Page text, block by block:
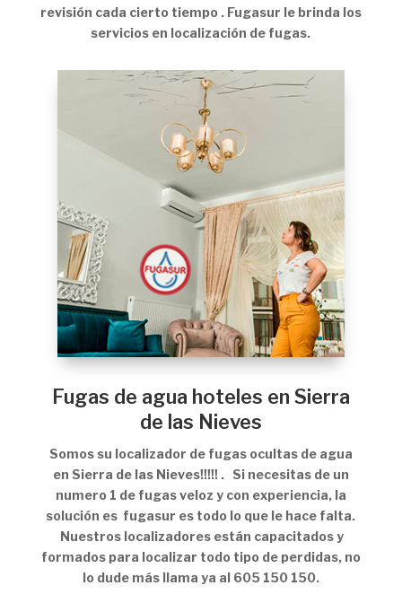
revisión cada cierto tiempo . Fugasur le brinda los
servicios en localización de fugas.
Fugas de agua hoteles en Sierra
de las Nieves
Somos su localizador de fugas ocultas de agua
en Sierra de las Nieves!!!!! . Si necesitas de un
numero 1 de fugas veloz y con experiencia, la
solución es fugasur es todo lo que le hace falta.
Nuestros localizadores están capacitados y
formados para localizar todo tipo de perdidas, no
lo dude más llama ya al 605 150 150.